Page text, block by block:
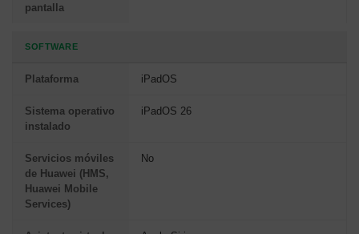
pantalla
SOFTWARE
Plataforma iPadOS
Sistema operativo
instalado
iPadOS 26
Servicios móviles
de Huawei (HMS,
Huawei Mobile
Services)
No